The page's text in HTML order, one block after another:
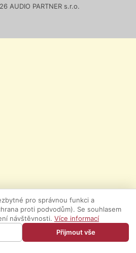
AUDIO PARTNER s.r.o.
pro správnou funkci a
proti podvodům). Se souhlasem
návštěvnosti. Více informací
Přijmout vše